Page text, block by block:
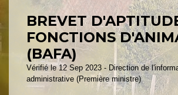
BREVET
FONCTIONS
(BAFA)
Vérifié le 12 Sep 2023 - Direction de
administrative (Première ministre)